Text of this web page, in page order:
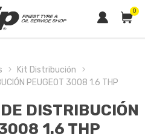
0
Kit Distribución
PEUGEOT 3008 1.6 THP
DISTRIBUCIÓN
1.6 THP